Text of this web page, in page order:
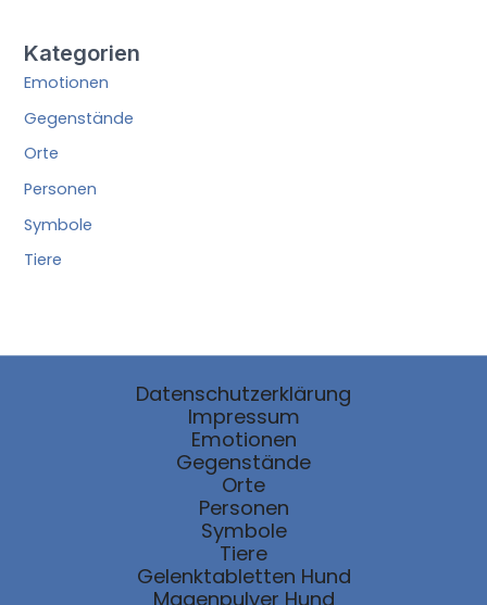
Kategorien
Emotionen
Gegenstände
Orte
Personen
Symbole
Tiere
Datenschutzerklärung
Impressum
Emotionen
Gegenstände
Orte
Personen
Symbole
Tiere
Gelenktabletten Hund
Magenpulver Hund